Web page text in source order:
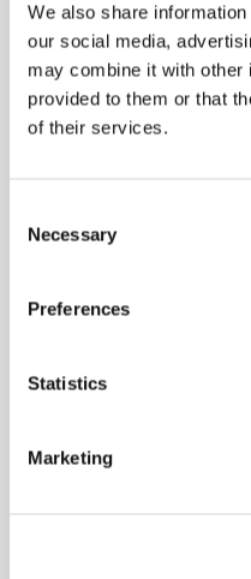
We also share
our social media,
may combine it with other
provided to them or that
of their services.
Selection
Necessary
Preferences
Statistics
Marketing
Additionele
CV
Ga je akkoord